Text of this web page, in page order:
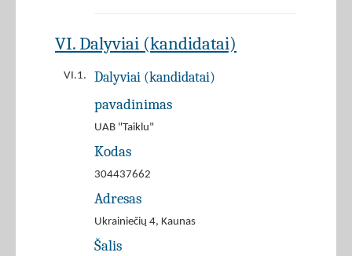
VI. Dalyviai (kandidatai)
VI.1. Dalyviai (kandidatai)
pavadinimas
UAB "Taiklu"
Kodas
304437662
Adresas
Ukrainiečių 4, Kaunas
Šalis